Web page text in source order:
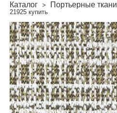
Каталог > Портьерные ткани
21925 купить